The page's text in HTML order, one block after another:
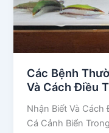
Các Bệnh
Và Cách Điều
Nhận Biết Và Cách
Cá Cảnh Biển